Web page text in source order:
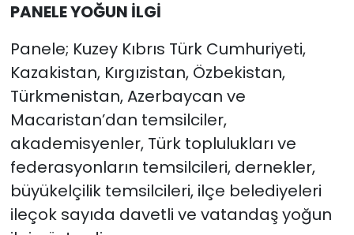
PANELE YOĞUN İLGİ
Panele; Kuzey Kıbrıs Türk Cumhuriyeti,
Kazakistan, Kırgızistan, Özbekistan,
Türkmenistan, Azerbaycan ve
Macaristan’dan temsilciler,
akademisyenler, Türk toplulukları ve
federasyonların temsilcileri, dernekler,
büyükelçilik temsilcileri, ilçe belediyeleri
ileçok sayıda davetli ve vatandaş yoğun